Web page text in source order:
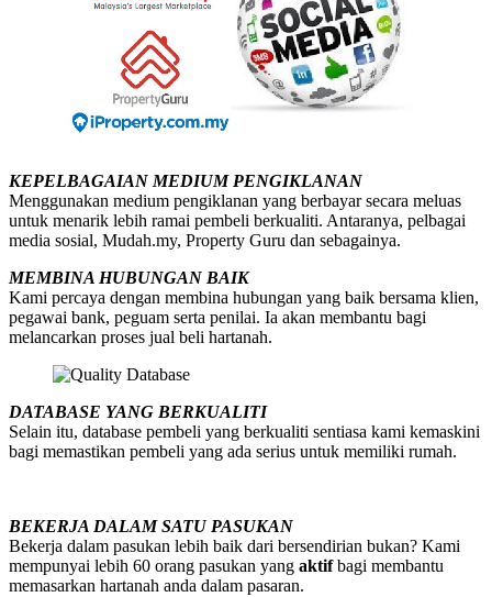
KEPELBAGAIAN MEDIUM PENGIKLANAN
Menggunakan medium pengiklanan yang berbayar secara meluas
untuk menarik lebih ramai pembeli berkualiti. Antaranya, pelbagai
media sosial, Mudah.my, Property Guru dan sebagainya.
MEMBINA HUBUNGAN BAIK
Kami percaya dengan membina hubungan yang baik bersama klien,
pegawai bank, peguam serta penilai. Ia akan membantu bagi
melancarkan proses jual beli hartanah.
DATABASE YANG BERKUALITI
Selain itu, database pembeli yang berkualiti sentiasa kami kemaskini
bagi memastikan pembeli yang ada serius untuk memiliki rumah.
BEKERJA DALAM SATU PASUKAN
Bekerja dalam pasukan lebih baik dari bersendirian bukan? Kami
mempunyai lebih 60 orang pasukan yang aktifbagi membantu
memasarkan hartanah anda dalam pasaran.